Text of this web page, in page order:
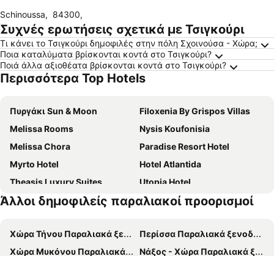
Schinoussa, 84300,
Συχνές ερωτήσεις σχετικά με Τσιγκούρι
Τι κάνει το Τσιγκούρι δημοφιλές στην πόλη Σχοινούσα - Χώρα;
Ποια καταλύματα βρίσκονται κοντά στο Τσιγκούρι?
Ποιά άλλα αξιοθέατα βρίσκονται κοντά στο Τσιγκούρι?
Περισσότερα Top Hotels
Πυργάκι Sun & Moon
Filoxenia By Grispos Villas
Melissa Rooms
Nysis Koufonisia
Melissa Chora
Paradise Resort Hotel
Myrto Hotel
Hotel Atlantida
Theasis Luxury Suites
Utopia Hotel
Αίολος
Finikas Hotel
Faros Villa
Harama Hotel Schinousa
Alexandras Studios
Aiolos Hotel
Άλλοι δημοφιλείς παραλιακοί προορισμοί
Χώρα Τήνου Παραλιακά ξενοδοχεία
Περίσσα Παραλιακά ξενοδοχεία
Χώρα Μυκόνου Παραλιακά ξενοδοχεία
Νάξος - Χώρα Παραλιακά ξενοδοχεία